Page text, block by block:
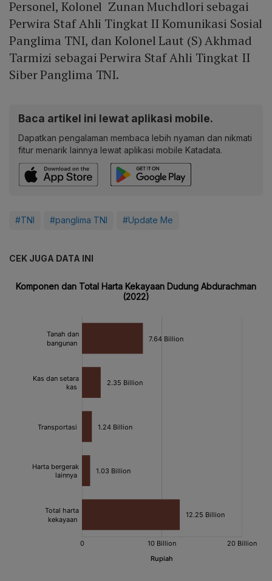
Personel, Kolonel Zunan Muchdlori sebagai
Perwira Staf Ahli Tingkat II Komunikasi Sosial
Panglima TNI, dan Kolonel Laut (S) Akhmad
Tarmizi sebagai Perwira Staf Ahli Tingkat II
Siber Panglima TNI.
Baca artikel ini lewat aplikasi mobile.
Dapatkan pengalaman membaca lebih nyaman dan nikmati
fitur menarik lainnya lewat aplikasi mobile Katadata.
#TNI #panglima TNI #Update Me
CEK JUGA DATA INI